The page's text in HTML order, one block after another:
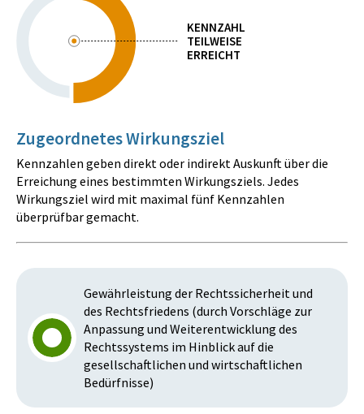
KENNZAHL
TEILWEISE
ERREICHT
Zugeordnetes Wirkungsziel
Kennzahlen geben direkt oder indirekt Auskunft über die
Erreichung eines bestimmten Wirkungsziels. Jedes
Wirkungsziel wird mit maximal fünf Kennzahlen
überprüfbar gemacht.
Gewährleistung der Rechtssicherheit und
des Rechtsfriedens (durch Vorschläge zur
Anpassung und Weiterentwicklung des
Rechtssystems im Hinblick auf die
gesellschaftlichen und wirtschaftlichen
Bedürfnisse)